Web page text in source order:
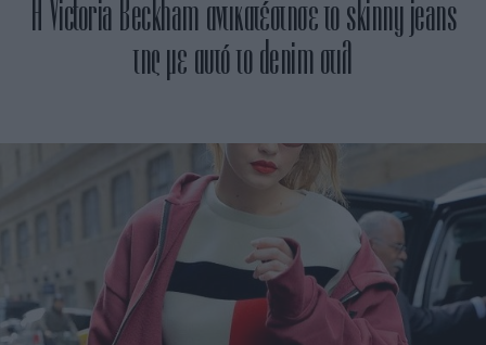
Η Victoria Beckham αντικατέστησε το skinny jeans
της με αυτό το denim στιλ